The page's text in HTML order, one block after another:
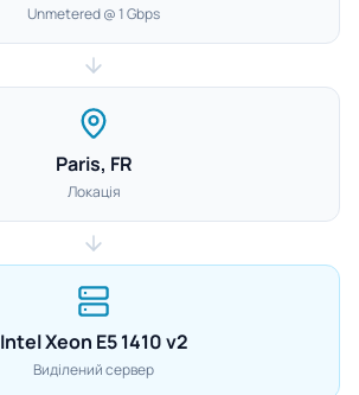
Unmetered @ 1 Gbps
Paris, FR
Локація
Intel Xeon E5 1410 v2
Виділений сервер